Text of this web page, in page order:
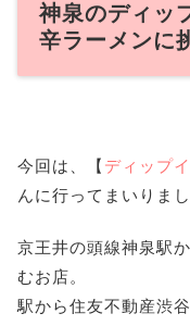
神泉のディッ
辛ラーメンに
今回は、【 ディップ
んに行ってまいりまし
京王井の頭線神泉駅
むお店。
駅から住友不動産渋